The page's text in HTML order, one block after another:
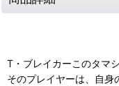
T・ブレイカーこのタマ
そのプレイヤーは、自身